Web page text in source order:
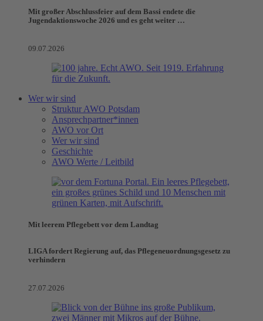
Mit großer Abschlussfeier auf dem Bassi endete die
Jugendaktionswoche 2026 und es geht weiter …
09.07.2026
Wer wir sind
Struktur AWO Potsdam
Ansprechpartner*innen
AWO vor Ort
Wer wir sind
Geschichte
AWO Werte / Leitbild
Mit leerem Pflegebett vor dem Landtag
LIGA fordert Regierung auf, das Pflegeneuordnungsgesetz zu
verhindern
27.07.2026